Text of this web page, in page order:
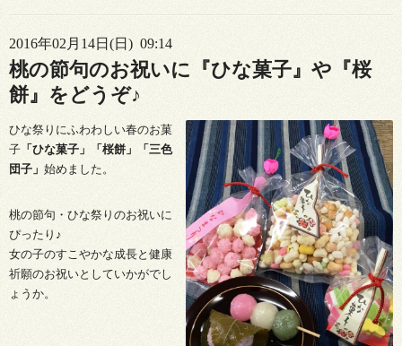
2016年02月14日(日) 09:14
桃の節句のお祝いに『ひな菓子』や『桜
餅』をどうぞ♪
ひな祭り にふわわしい春のお菓
子 「ひな菓子」「桜餅」「三色
団子」 始めました。
桃の節句 ・ひな祭り のお祝いに
ぴったり♪
女の子のすこやかな成長と健康
祈願のお祝いとしていかがでし
ょうか。